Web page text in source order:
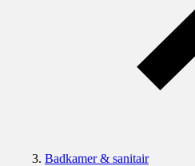
Badkamer & sanitair